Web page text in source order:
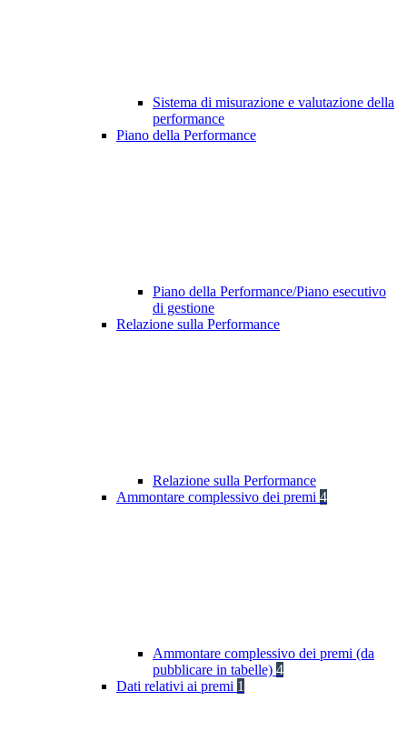
Sistema di misurazione e valutazione della
performance
Piano della Performance
Piano della Performance/Piano esecutivo
di gestione
Relazione sulla Performance
Relazione sulla Performance
Ammontare complessivo dei premi 4
Ammontare complessivo dei premi (da
pubblicare in tabelle) 4
Dati relativi ai premi 1